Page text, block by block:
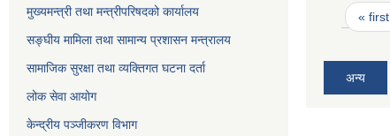
मुख्यमन्त्री तथा मन्त्रीपरिषदको कार्यालय
सङ्घीय मामिला तथा सामान्य प्रशासन मन्त्रालय
सामाजिक सुरक्षा तथा व्यक्तिगत घटना दर्ता
लोक सेवा आयोग
केन्द्रीय पञ्जीकरण विभाग
Pages
« first
अन्य